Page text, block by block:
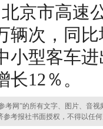
京市高速
辆次，同
小型客车
12％。
网”的所有文字、图片、音视
考报社书面授权，不得以任